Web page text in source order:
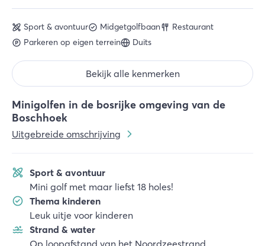
Minigolfen in de bosrijke omgeving van de
Boschhoek
Uitgebreide omschrijving
Sport & avontuur
Mini golf met maar liefst 18 holes!
Thema kinderen
Leuk uitje voor kinderen
Strand & water
Op loopafstand van het Noordzeestrand
Sport & avontuur Midgetgolfbaan
Restaurant
Parkeren op eigen terrein
Duits
Bekijk alle kenmerken